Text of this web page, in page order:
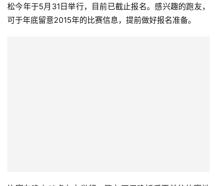
松今年于5月31日举行，目前已截止报名。感兴趣的跑友，
可于年底留意2015年的比赛信息，提前做好报名准备。